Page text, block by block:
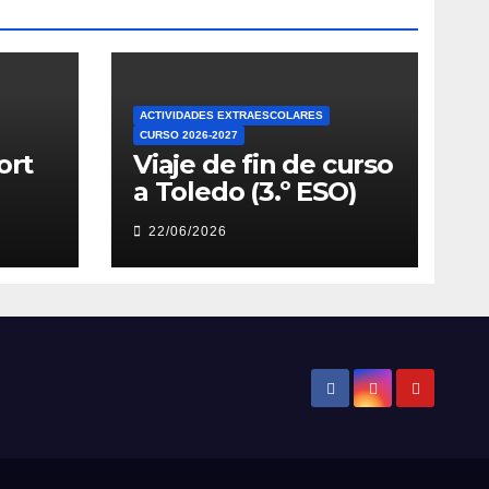
ACTIVIDADES EXTRAESCOLARES
CURSO 2026-2027
Viaje de fin de curso
a Toledo (3.º ESO)
22/06/2026